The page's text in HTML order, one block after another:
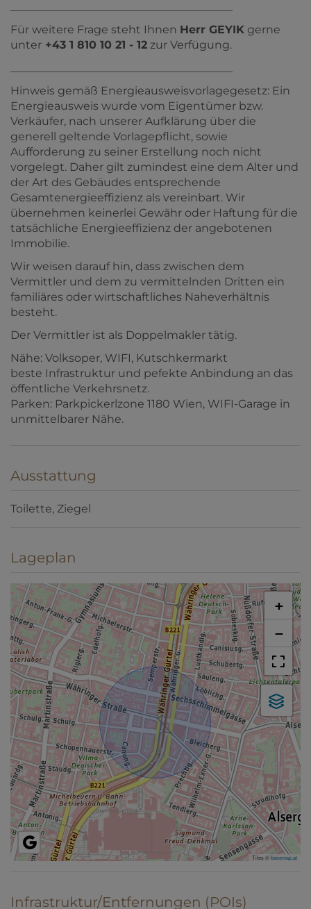
Für weitere Frage steht Ihnen Herr GEYIK gerne
unter +43 1 810 10 21 - 12 zur Verfügung.
Hinweis gemäß Energieausweisvorlagegesetz: Ein
Energieausweis wurde vom Eigentümer bzw.
Verkäufer, nach unserer Aufklärung über die
generell geltende Vorlagepflicht, sowie
Aufforderung zu seiner Erstellung noch nicht
vorgelegt. Daher gilt zumindest eine dem Alter und
der Art des Gebäudes entsprechende
Gesamtenergieeffizienz als vereinbart. Wir
übernehmen keinerlei Gewähr oder Haftung für die
tatsächliche Energieeffizienz der angebotenen
Immobilie.
Wir weisen darauf hin, dass zwischen dem
Vermittler und dem zu vermittelnden Dritten ein
familiäres oder wirtschaftliches Naheverhältnis
besteht.
Der Vermittler ist als Doppelmakler tätig.
Nähe: Volksoper, WIFI, Kutschkermarkt
beste Infrastruktur und pefekte Anbindung an das
öffentliche Verkehrsnetz.
Parken: Parkpickerlzone 1180 Wien, WIFI-Garage in
unmittelbarer Nähe.
Ausstattung
Toilette Ziegel
Lageplan
+
−
Tiles ©basemap.at
Infrastruktur/Entfernungen (POIs)